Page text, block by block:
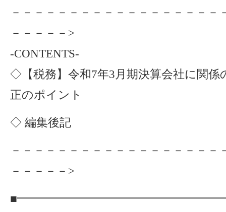
－－－－－－－－－－－－－－－－－－
－－－－－>
-CONTENTS-
◇【税務】令和7年3月期決算会社に関係
正のポイント
◇ 編集後記
－－－－－－－－－－－－－－－－－－
－－－－－>